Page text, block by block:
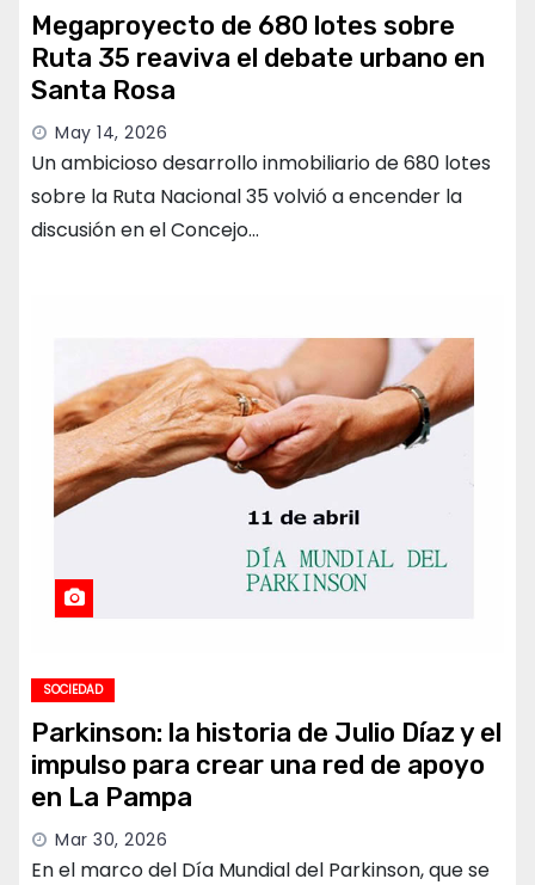
Megaproyecto de 680 lotes sobre
Ruta 35 reaviva el debate urbano en
Santa Rosa
May 14, 2026
Un ambicioso desarrollo inmobiliario de 680 lotes
sobre la Ruta Nacional 35 volvió a encender la
discusión en el Concejo…
SOCIEDAD
Parkinson: la historia de Julio Díaz y el
impulso para crear una red de apoyo
en La Pampa
Mar 30, 2026
En el marco del Día Mundial del Parkinson, que se